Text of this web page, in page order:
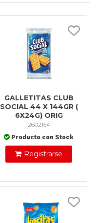
GALLETITAS CLUB
SOCIAL 44 X 144GR (
6X24G) ORIG
2602154
Producto con Stock
Registrarse